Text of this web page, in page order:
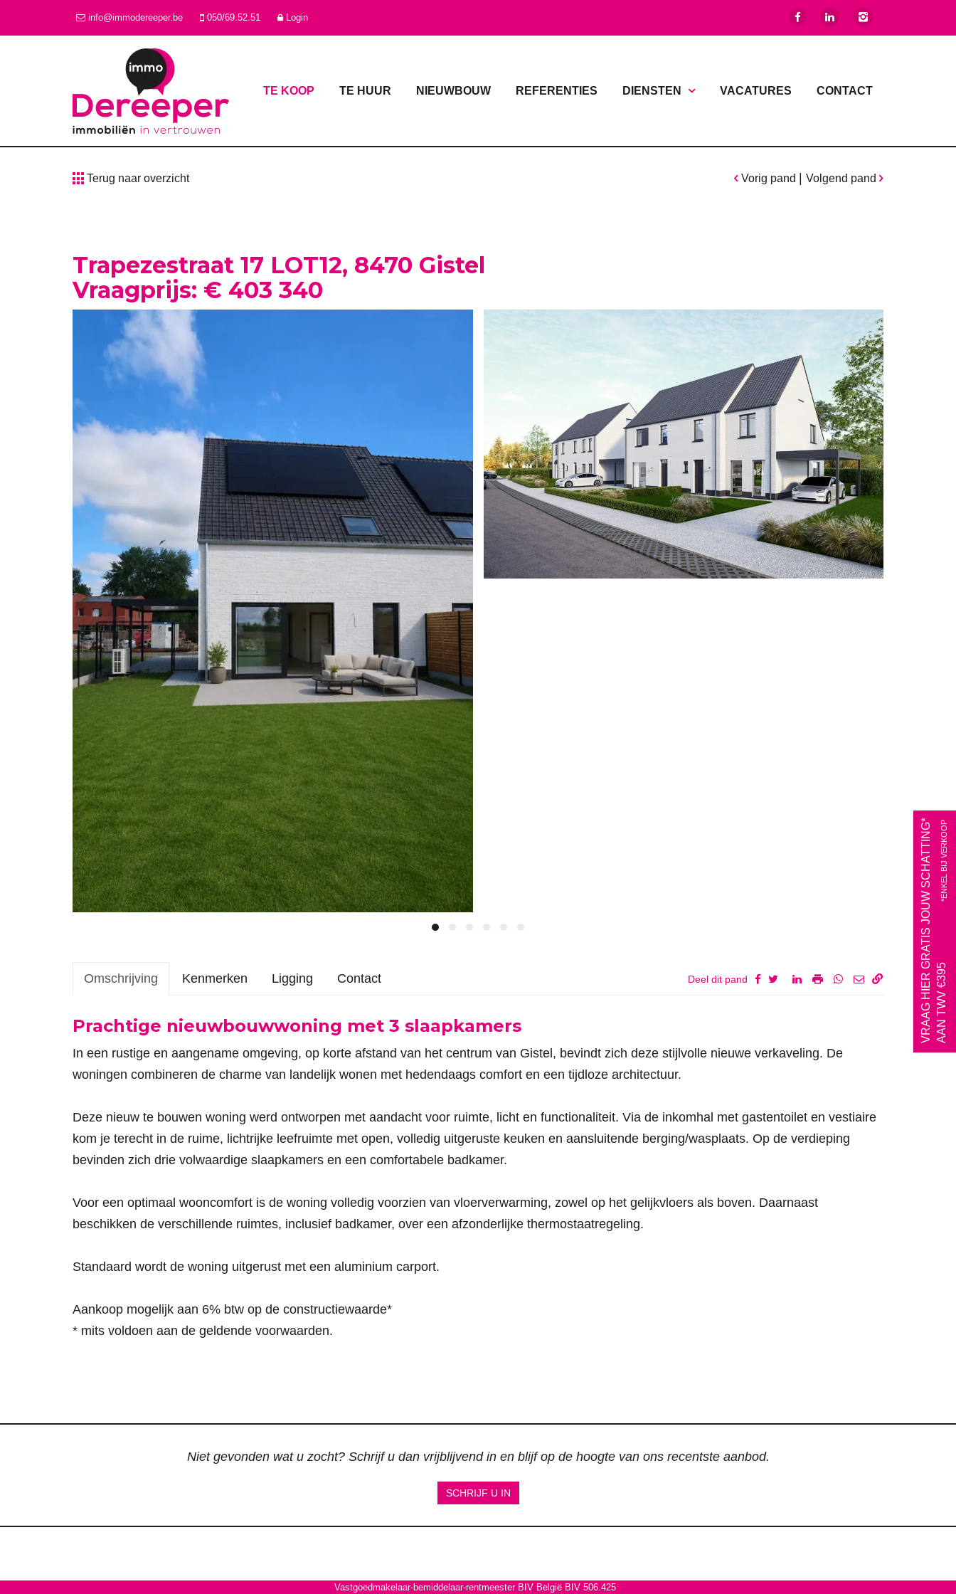
info@immodereeper.be 050/69.52.51 Login
TE KOOP TE HUUR NIEUWBOUW REFERENTIES DIENSTEN VACATURES CONTACT
Terug naar overzicht Vorig pand Volgend pand
Trapezestraat 17 LOT12, 8470 Gistel
Vraagprijs: € 403 340
Omschrijving Kenmerken Ligging Contact Deel dit pand
Omschrijving
Prachtige nieuwbouwwoning met 3 slaapkamers
In een rustige en aangename omgeving, op korte afstand van het centrum van Gistel, bevindt zich deze stijlvolle nieuwe verkaveling. De
woningen combineren de charme van landelijk wonen met hedendaags comfort en een tijdloze architectuur.
Deze nieuw te bouwen woning werd ontworpen met aandacht voor ruimte, licht en functionaliteit. Via de inkomhal met gastentoilet en vestiaire
kom je terecht in de ruime, lichtrijke leefruimte met open, volledig uitgeruste keuken en aansluitende berging/wasplaats. Op de verdieping
bevinden zich drie volwaardige slaapkamers en een comfortabele badkamer.
Voor een optimaal wooncomfort is de woning volledig voorzien van vloerverwarming, zowel op het gelijkvloers als boven. Daarnaast
beschikken de verschillende ruimtes, inclusief badkamer, over een afzonderlijke thermostaatregeling.
Standaard wordt de woning uitgerust met een aluminium carport.
Aankoop mogelijk aan 6% btw op de constructiewaarde*
* mits voldoen aan de geldende voorwaarden.
Niet gevonden wat u zocht? Schrijf u dan vrijblijvend in en blijf op de hoogte van ons recentste aanbod.
SCHRIJF U IN
Vastgoedmakelaar-bemiddelaar-rentmeester BIV België BIV 506.425
VRAAG HIER GRATIS JOUW SCHATTING*AAN TWV €395
*ENKEL BIJ VERKOOP